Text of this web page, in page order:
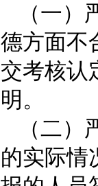
（一
德方面不
交考核认
明。
（二
的实际情